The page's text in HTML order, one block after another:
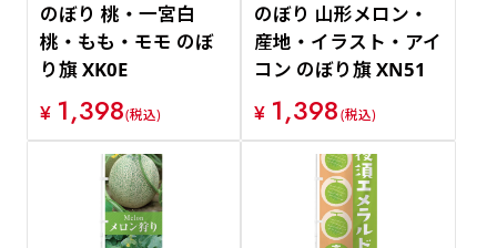
のぼり 桃・一宮白
桃・もも・モモ のぼ
り旗 XK0E
¥ 1,398(税込)
のぼり 山形メロン・
産地・イラスト・アイ
コン のぼり旗 XN51
¥ 1,398(税込)